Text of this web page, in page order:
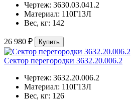
Чертеж: 3630.03.041.2
Материал: 110Г13Л
Вес, кг: 142
26 980 ₽ Купить
Сектор перегородки 3632.20.006.2
Чертеж: 3632.20.006.2
Материал: 110Г13Л
Вес, кг: 126